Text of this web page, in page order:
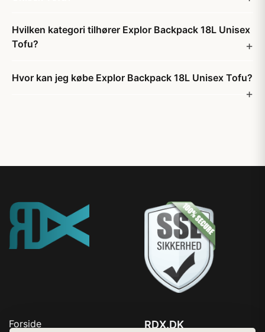
Hvilken kategori tilhører Explor Backpack 18L Unisex
Tofu?
Hvor kan jeg købe Explor Backpack 18L Unisex Tofu?
Forside
RDX.DK